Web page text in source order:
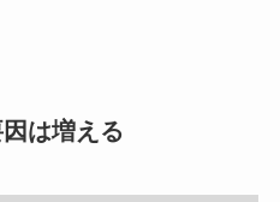
は増える